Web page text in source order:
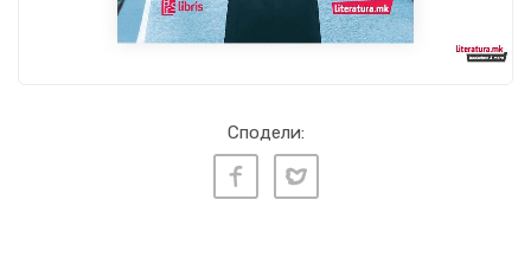
Сподели: